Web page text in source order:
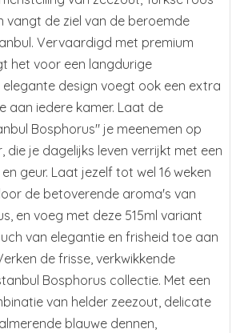
vangt de ziel van de beroemde
Vervaardigd met premium
het voor een langdurige
design voegt ook een extra
aan iedere kamer. Laat de
Bosphorus" je meenemen op
die je dagelijks leven verrijkt met een
geur. Laat jezelf tot wel 16 weken
de betoverende aroma's van
en voeg met deze 515ml variant
van elegantie en frisheid toe aan
de frisse, verkwikkende
Bosphorus collectie. Met een
van helder zeezout, delicate
blauwe dennen,